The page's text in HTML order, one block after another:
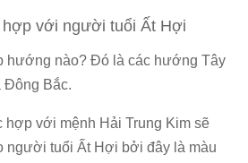
với người tuổi Ất Hợi
hướng nào? Đó là các hướng Tây
Đông Bắc.
hợp với mệnh Hải Trung Kim sẽ
người tuổi Ất Hợi bởi đây là màu